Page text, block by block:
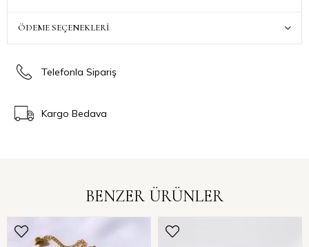
ÖDEME SEÇENEKLERI
Telefonla Sipariş
Kargo Bedava
BENZER ÜRÜNLER